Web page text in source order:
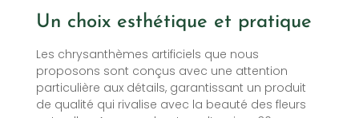
Un choix esthétique et pratique
Les chrysanthèmes artificiels que nous
proposons sont conçus avec une attention
particulière aux détails, garantissant un produit
de qualité qui rivalise avec la beauté des fleurs